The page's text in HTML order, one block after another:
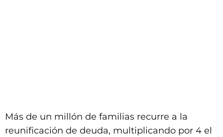
Más de un millón de familias recurre a la
reunificación de deuda, multiplicando por 4 el